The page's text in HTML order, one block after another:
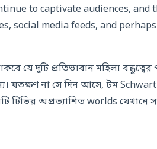
to captivate audiences,
social media feeds, and
যে দুটি প্রতিভাবান মহিলা
যতক্ষণ না সে দিন আসে, টম
টিভির অপ্রত্যাশিত worlds যেখানে